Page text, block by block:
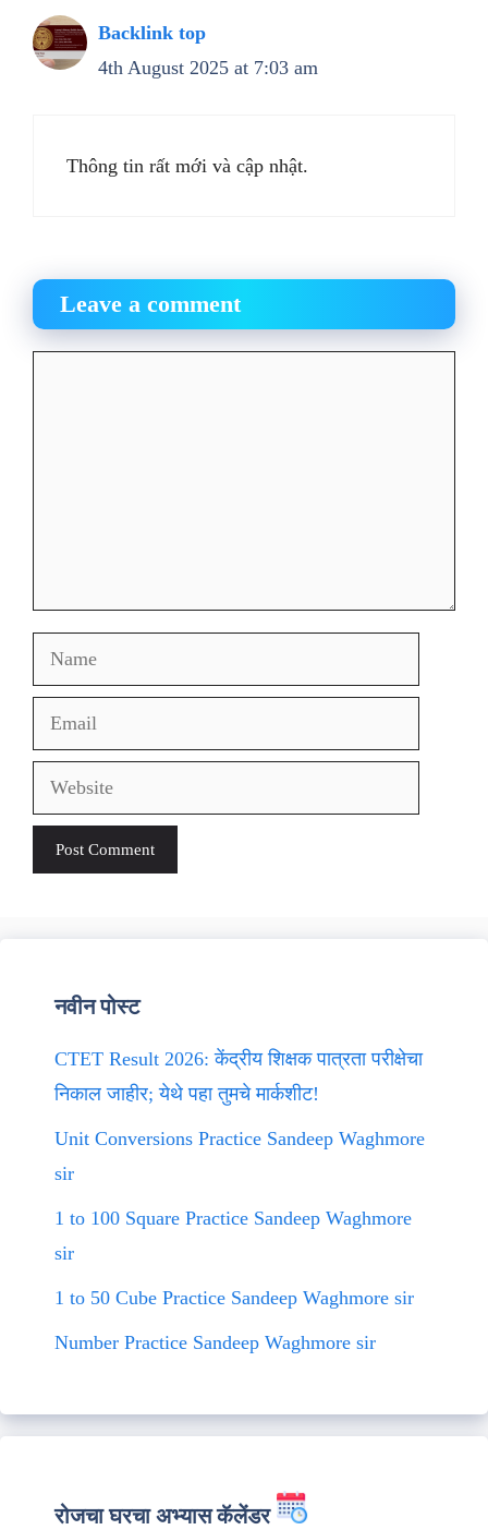
Backlink top
4th August 2025 at 7:03 am
Thông tin rất mới và cập nhật.
Leave a comment
Name
Email
Website
नवीन पोस्ट
CTET Result 2026: केंद्रीय शिक्षक पात्रता परीक्षेचा
निकाल जाहीर; येथे पहा तुमचे मार्कशीट!
Unit Conversions Practice Sandeep Waghmore
sir
1 to 100 Square Practice Sandeep Waghmore
sir
1 to 50 Cube Practice Sandeep Waghmore sir
Number Practice Sandeep Waghmore sir
रोजचा घरचा अभ्यास कॅलेंडर